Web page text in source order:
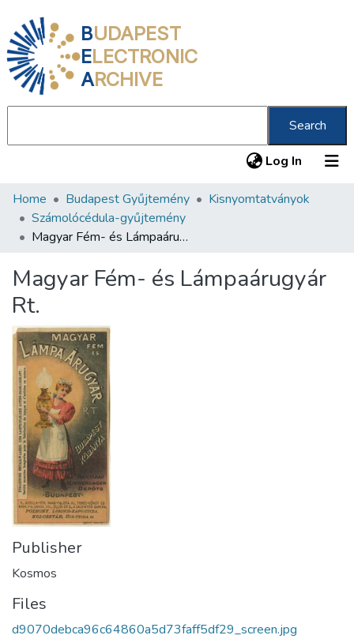
BUDAPEST
ELECTRONIC
ARCHIVE
Search
Log In (current)
Communities & Collections
All of DSpace
About us
Home Budapest Gyűjtemény
Kisnyomtatványok
Számolócédula-gyűjtemény
Magyar Fém- és Lámpaárugyár Rt.
Magyar Fém- és Lámpaárugyár
Rt.
Publisher
Kosmos
Files
d9070debca96c64860a5d73faff5df29_screen.jpg